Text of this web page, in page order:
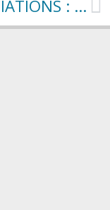
ASSOCIATIONS : dossier subvention 2021